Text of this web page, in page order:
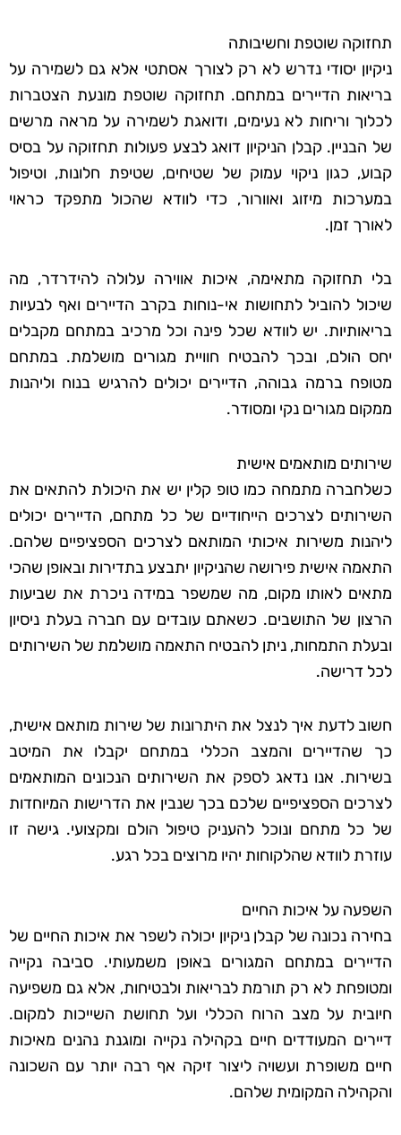
תחזוקה שוטפת וחשיבותה
ניקיון יסודי נדרש לא רק לצורך אסתטי אלא גם לשמירה על
בריאות הדיירים במתחם. תחזוקה שוטפת מונעת הצטברות
לכלוך וריחות לא נעימים, ודואגת לשמירה על מראה מרשים
של הבניין. קבלן הניקיון דואג לבצע פעולות תחזוקה על בסיס
קבוע, כגון ניקוי עמוק של שטיחים, שטיפת חלונות, וטיפול
במערכות מיזוג ואוורור, כדי לוודא שהכול מתפקד כראוי
לאורך זמן.
בלי תחזוקה מתאימה, איכות אווירה עלולה להידרדר, מה
שיכול להוביל לתחושות אי-נוחות בקרב הדיירים ואף לבעיות
בריאותיות. יש לוודא שכל פינה וכל מרכיב במתחם מקבלים
יחס הולם, ובכך להבטיח חוויית מגורים מושלמת. במתחם
מטופח ברמה גבוהה, הדיירים יכולים להרגיש בנוח וליהנות
ממקום מגורים נקי ומסודר.
שירותים מותאמים אישית
כשלחברה מתמחה כמו טופ קלין יש את היכולת להתאים את
השירותים לצרכים הייחודיים של כל מתחם, הדיירים יכולים
ליהנות משירות איכותי המותאם לצרכים הספציפיים שלהם.
התאמה אישית פירושה שהניקיון יתבצע בתדירות ובאופן שהכי
מתאים לאותו מקום, מה שמשפר במידה ניכרת את שביעות
הרצון של התושבים. כשאתם עובדים עם חברה בעלת ניסיון
ובעלת התמחות, ניתן להבטיח התאמה מושלמת של השירותים
לכל דרישה.
חשוב לדעת איך לנצל את היתרונות של שירות מותאם אישית,
כך שהדיירים והמצב הכללי במתחם יקבלו את המיטב
בשירות. אנו נדאג לספק את השירותים הנכונים המותאמים
לצרכים הספציפיים שלכם בכך שנבין את הדרישות המיוחדות
של כל מתחם ונוכל להעניק טיפול הולם ומקצועי. גישה זו
עוזרת לוודא שהלקוחות יהיו מרוצים בכל רגע.
השפעה על איכות החיים
בחירה נכונה של קבלן ניקיון יכולה לשפר את איכות החיים של
הדיירים במתחם המגורים באופן משמעותי. סביבה נקייה
ומטופחת לא רק תורמת לבריאות ולבטיחות, אלא גם משפיעה
חיובית על מצב הרוח הכללי ועל תחושת השייכות למקום.
דיירים המעודדים חיים בקהילה נקייה ומוגנת נהנים מאיכות
חיים משופרת ועשויה ליצור זיקה אף רבה יותר עם השכונה
והקהילה המקומית שלהם.